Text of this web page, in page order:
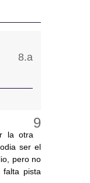
la otra
ser el
pero no
pista